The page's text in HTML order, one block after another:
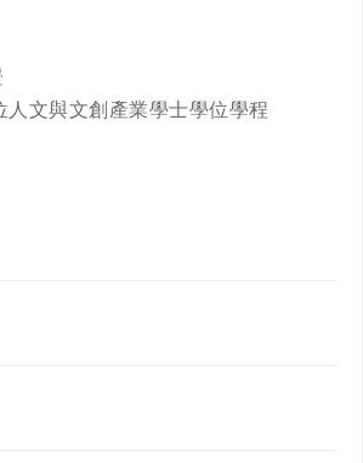
人文與文創產業學士學位學程